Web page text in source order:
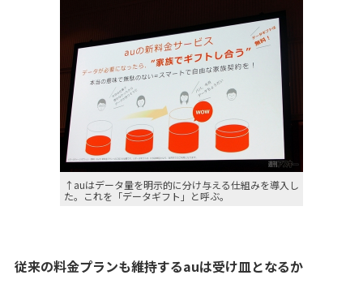
↑auはデータ量を明示的に分け与える仕組みを導入し
た。これを「データギフト」と呼ぶ。
従来の料金プランも維持するauは受け皿となるか